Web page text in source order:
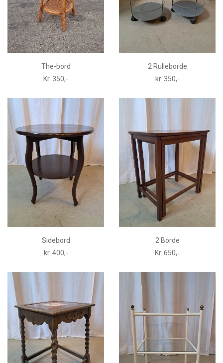
The-bord
Kr. 350,-
2 Rulleborde
kr. 350,-
Sidebord
kr. 400,-
2 Borde
Kr. 650,-